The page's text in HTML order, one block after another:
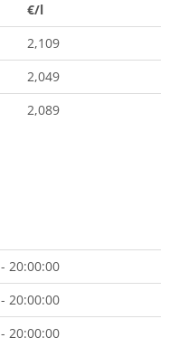
€/l
2,109
2,049
2,089
20:00:00
20:00:00
20:00:00